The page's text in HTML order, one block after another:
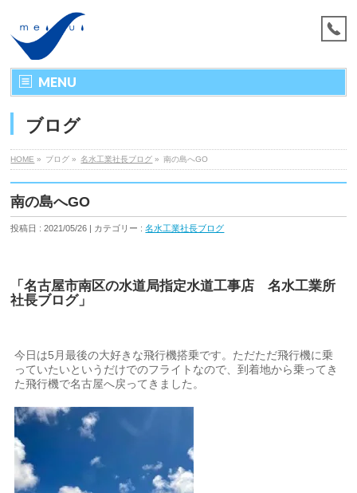
MENU
ブログ
HOME » ブログ » 名水工業社長ブログ » 南の島へGO
南の島へGO
投稿日 : 2021/05/26 | カテゴリー :名水工業社長ブログ
「名古屋市南区の水道局指定水道工事店 名水工業所
社長ブログ」
今日は5月最後の大好きな飛行機搭乗です。ただただ飛行機に乗
っていたいというだけでのフライトなので、到着地から乗ってき
た飛行機で名古屋へ戻ってきました。